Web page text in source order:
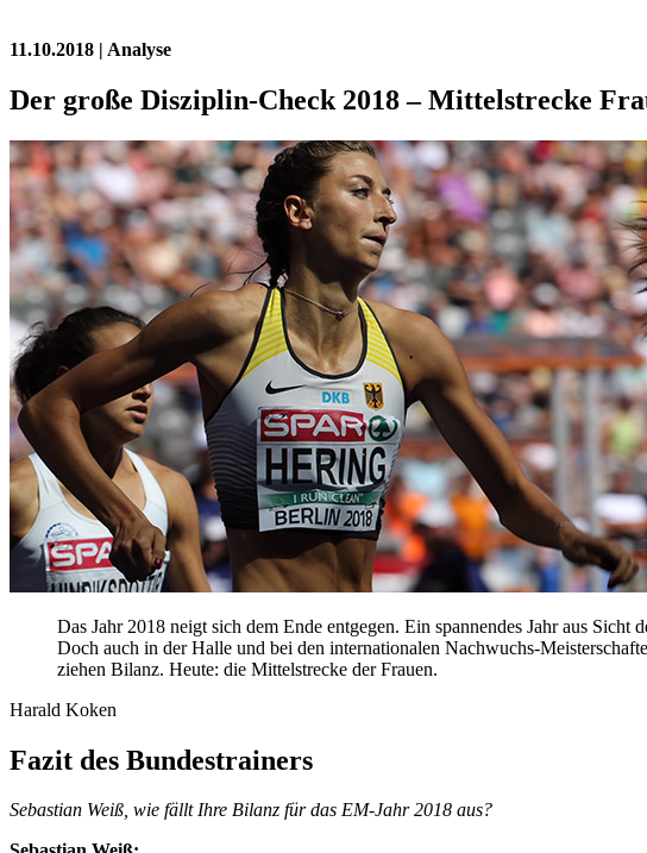
11.10.2018 | Analyse
Der große Disziplin-Check 2018 – Mittelstrecke
Das Jahr 2018 neigt sich dem Ende entgegen. Ein spannendes Jahr aus
Doch auch in der Halle und bei den internationalen Nachwuchs-
ziehen Bilanz. Heute: die Mittelstrecke der Frauen.
Harald Koken
Fazit des Bundestrainers
Sebastian Weiß, wie fällt Ihre Bilanz für das EM-Jahr 2018 aus?